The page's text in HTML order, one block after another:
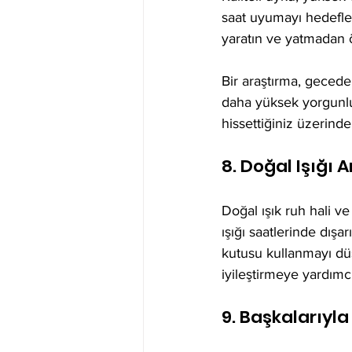
saat uyumayı
yaratın ve yatmadan
Bir araştırma,
daha yüksek
hissettiğiniz
8. Doğal Işığı
Doğal ışık ruh hali
ışığı saatlerinde
kutusu kullanmayı
iyileştirmeye
9.